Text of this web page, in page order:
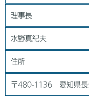
理事長
水野真紀夫
住所
〒480-1136 愛知県長